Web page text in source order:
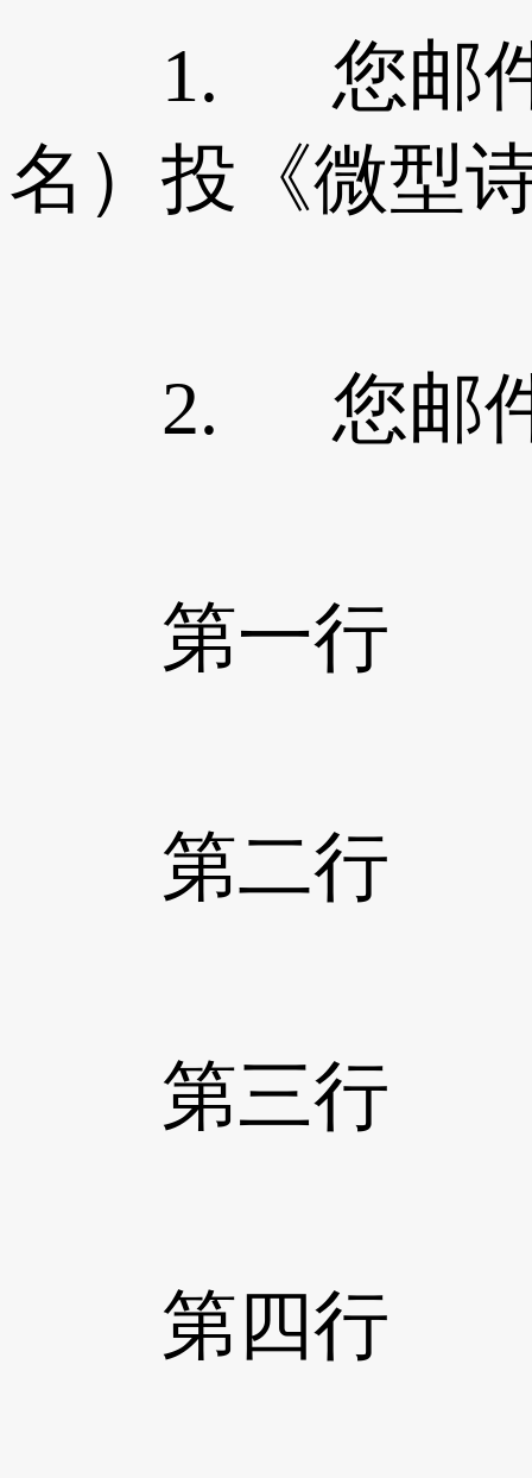
1. 您邮件的
名）投《微型
2. 您邮件的
第一行 本
第二行 置
第三行 电子
第四行 微